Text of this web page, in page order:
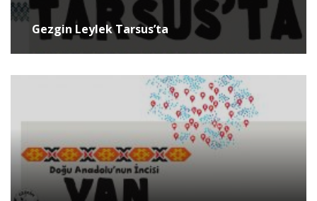
Gezgin Leylek Tarsus’ta